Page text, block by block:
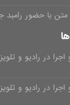
با حضور رامبد